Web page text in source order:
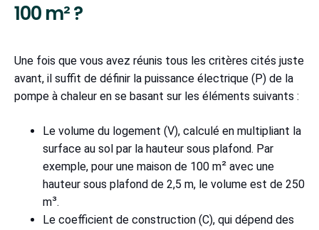
100 m² ?
Une fois que vous avez réunis tous les critères cités juste
avant, il suffit de définir la puissance électrique (P) de la
pompe à chaleur en se basant sur les éléments suivants :
Le volume du logement (V), calculé en multipliant la
surface au sol par la hauteur sous plafond. Par
exemple, pour une maison de 100 m² avec une
hauteur sous plafond de 2,5 m, le volume est de 250
m³.
Le coefficient de construction (C), qui dépend des